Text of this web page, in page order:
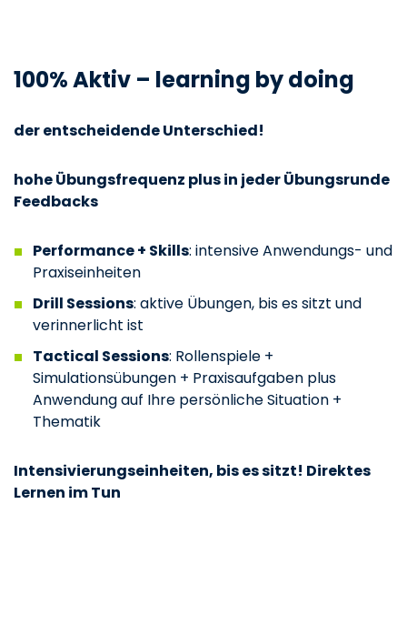
100% Aktiv – learning by doing
der entscheidende Unterschied!
hohe Übungsfrequenz plus in jeder Übungsrunde
Feedbacks
Performance + Skills: intensive Anwendungs- und
Praxiseinheiten
Drill Sessions: aktive Übungen, bis es sitzt und
verinnerlicht ist
Tactical Sessions: Rollenspiele +
Simulationsübungen + Praxisaufgaben plus
Anwendung auf Ihre persönliche Situation +
Thematik
Intensivierungseinheiten, bis es sitzt! Direktes
Lernen im Tun